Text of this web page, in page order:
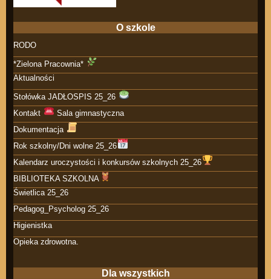
O szkole
RODO
*Zielona Pracownia*
Aktualności
Stołówka JADŁOSPIS 25_26
Kontakt
Sala gimnastyczna
Dokumentacja
Rok szkolny/Dni wolne 25_26
Kalendarz uroczystości i konkursów szkolnych 25_26
BIBLIOTEKA SZKOLNA
Świetlica 25_26
Pedagog_Psycholog 25_26
Higienistka
Opieka zdrowotna.
Dla wszystkich